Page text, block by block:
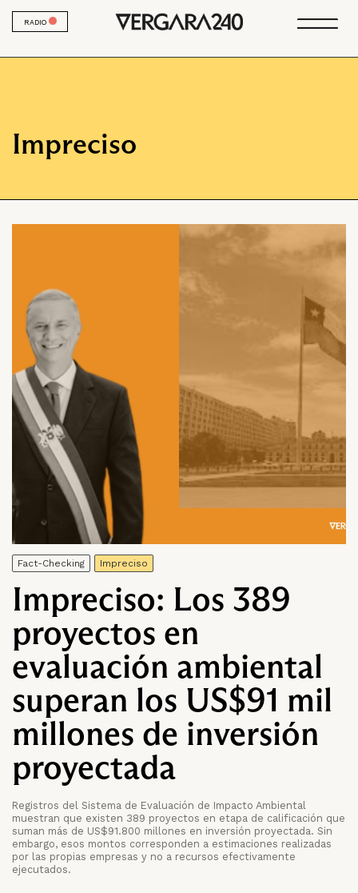
RADIO
Impreciso
Fact-Checking Impreciso
Impreciso: Los 389
proyectos en
evaluación ambiental
superan los US$91 mil
millones de inversión
proyectada
Registros del Sistema de Evaluación de Impacto Ambiental
muestran que existen 389 proyectos en etapa de calificación que
suman más de US$91.800 millones en inversión proyectada. Sin
embargo, esos montos corresponden a estimaciones realizadas
por las propias empresas y no a recursos efectivamente
ejecutados.